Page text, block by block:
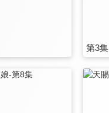
第3集